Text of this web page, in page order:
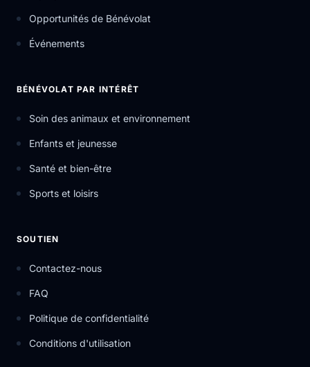
Opportunités de Bénévolat
Événements
BÉNÉVOLAT PAR INTÉRÊT
Soin des animaux et environnement
Enfants et jeunesse
Santé et bien-être
Sports et loisirs
SOUTIEN
Contactez-nous
FAQ
Politique de confidentialité
Conditions d'utilisation